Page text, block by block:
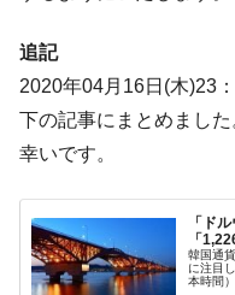
『Money1』
ン』1人当たり賠償10万
『Money1』 韓国で猛
『Money1』
『Money1』
【対日本
に韓国がいっちょがみし
『Money1』
韓国政府
追記
2020年04月16日(木)23
下の記事にまとめまし
幸いです。
「ド
「
韓国通
に注目
本時間